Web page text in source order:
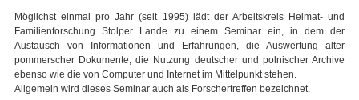
Möglichst einmal pro Jahr (seit 1995) lädt der Arbeitskreis Heimat- und
Familienforschung Stolper Lande zu einem Seminar ein, in dem der
Austausch von Informationen und Erfahrungen, die Auswertung alter
pommerscher Dokumente, die Nutzung deutscher und polnischer Archive
ebenso wie die von Computer und Internet im Mittelpunkt stehen.
Allgemein wird dieses Seminar auch als Forschertreffen bezeichnet.